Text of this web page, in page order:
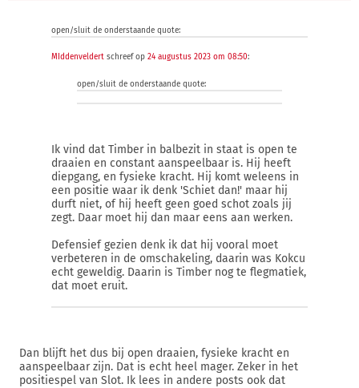
open/sluit de onderstaande quote:
MIddenveldert schreef op 24 augustus 2023 om 08:50:
open/sluit de onderstaande quote:
Ik vind dat Timber in balbezit in staat is open te
draaien en constant aanspeelbaar is. Hij heeft
diepgang, en fysieke kracht. Hij komt weleens in
een positie waar ik denk 'Schiet dan!' maar hij
durft niet, of hij heeft geen goed schot zoals jij
zegt. Daar moet hij dan maar eens aan werken.
Defensief gezien denk ik dat hij vooral moet
verbeteren in de omschakeling, daarin was Kokcu
echt geweldig. Daarin is Timber nog te flegmatiek,
dat moet eruit.
Dan blijft het dus bij open draaien, fysieke kracht en
aanspeelbaar zijn. Dat is echt heel mager. Zeker in het
positiespel van Slot. Ik lees in andere posts ook dat